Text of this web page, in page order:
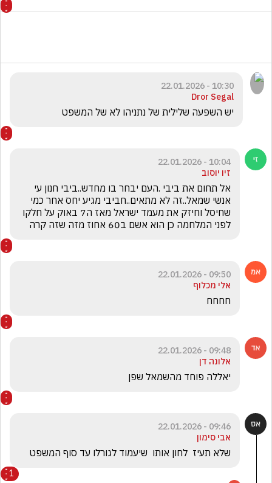
10:30 - 22.01.2026
Dror Segal
יש השפעה שלילית של נתניהו לא של המשפט
10:04 - 22.01.2026
זיו יוסוב
לפני המלחמה כן הוא אשם ב60 אחוז מזה שזה קרה
09:50 - 22.01.2026
אלי מכלוף
חחחח
09:48 - 22.01.2026
אלונה דן
יאללה פוחד מהשמאל שפן
09:46 - 22.01.2026
אבי סימון
שלא תעיז  לחון אותו  שיעמוד לגורלו עד סוף המשפט
1